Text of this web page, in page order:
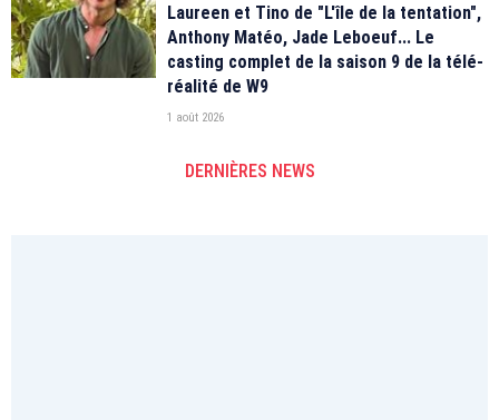
Laureen et Tino de "L'île de la tentation",
Anthony Matéo, Jade Leboeuf... Le
casting complet de la saison 9 de la télé-
réalité de W9
1 août 2026
DERNIÈRES NEWS